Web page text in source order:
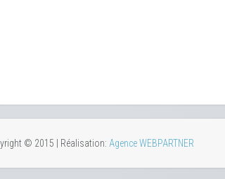
© 2015 | Réalisation: Agence WEBPARTNER